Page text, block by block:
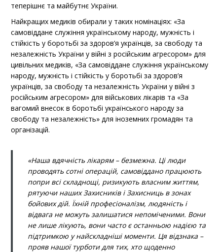
теперішнє та майбутнє України.
Найкращих медиків обирали у таких номінаціях: «За
самовіддане служіння українському народу, мужність і
стійкість у боротьбі за здоров’я українців, за свободу та
незалежність України у війні з російським агресором» для
цивільних медиків, «За самовіддане служіння українському
народу, мужність і стійкість у боротьбі за здоров’я
українців, за свободу та незалежність України у війні з
російським агресором» для військових лікарів та «За
вагомий внесок в боротьбі українського народу за
свободу та незалежність» для іноземних громадян та
організацій.
«Наша вдячність лікарям – безмежна. Ці люди
проводять сотні операцій, самовіддано працюють
попри всі складнощі, ризикують власним життям,
рятуючи наших Захисників і Захисниць в зонах
бойових дій. Їхній професіоналізм, людяність і
відвага не можуть залишатися непоміченими. Вони
не лише лікують, вони часто є останньою надією та
підтримкою у найскладніші моменти. Ця відзнака –
прояв нашої турботи для тих, хто щоденно